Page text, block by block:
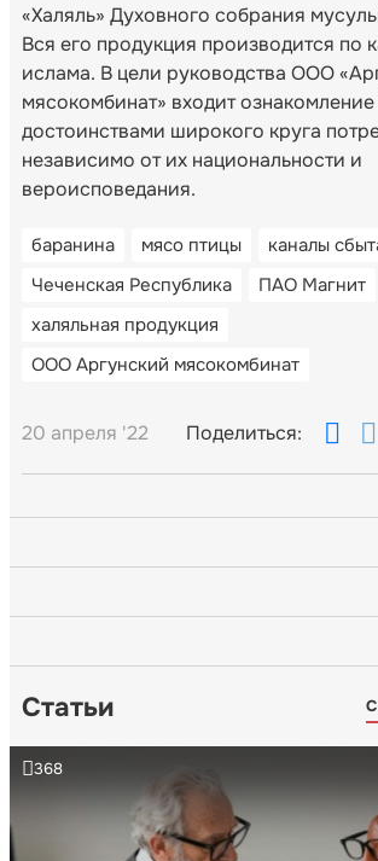
«Халяль» Духовного собрания
Вся его продукция производится по
ислама. В цели руководства ООО
мясокомбинат» входит ознакомление
достоинствами широкого круга
независимо от их национальности и
вероисповедания.
баранина мясо птицы
каналы
Чеченская Республика
ПАО Магнит
халяльная продукция
ООО Аргунский мясокомбинат
20 апреля '22 Поделиться:
Статьи
368